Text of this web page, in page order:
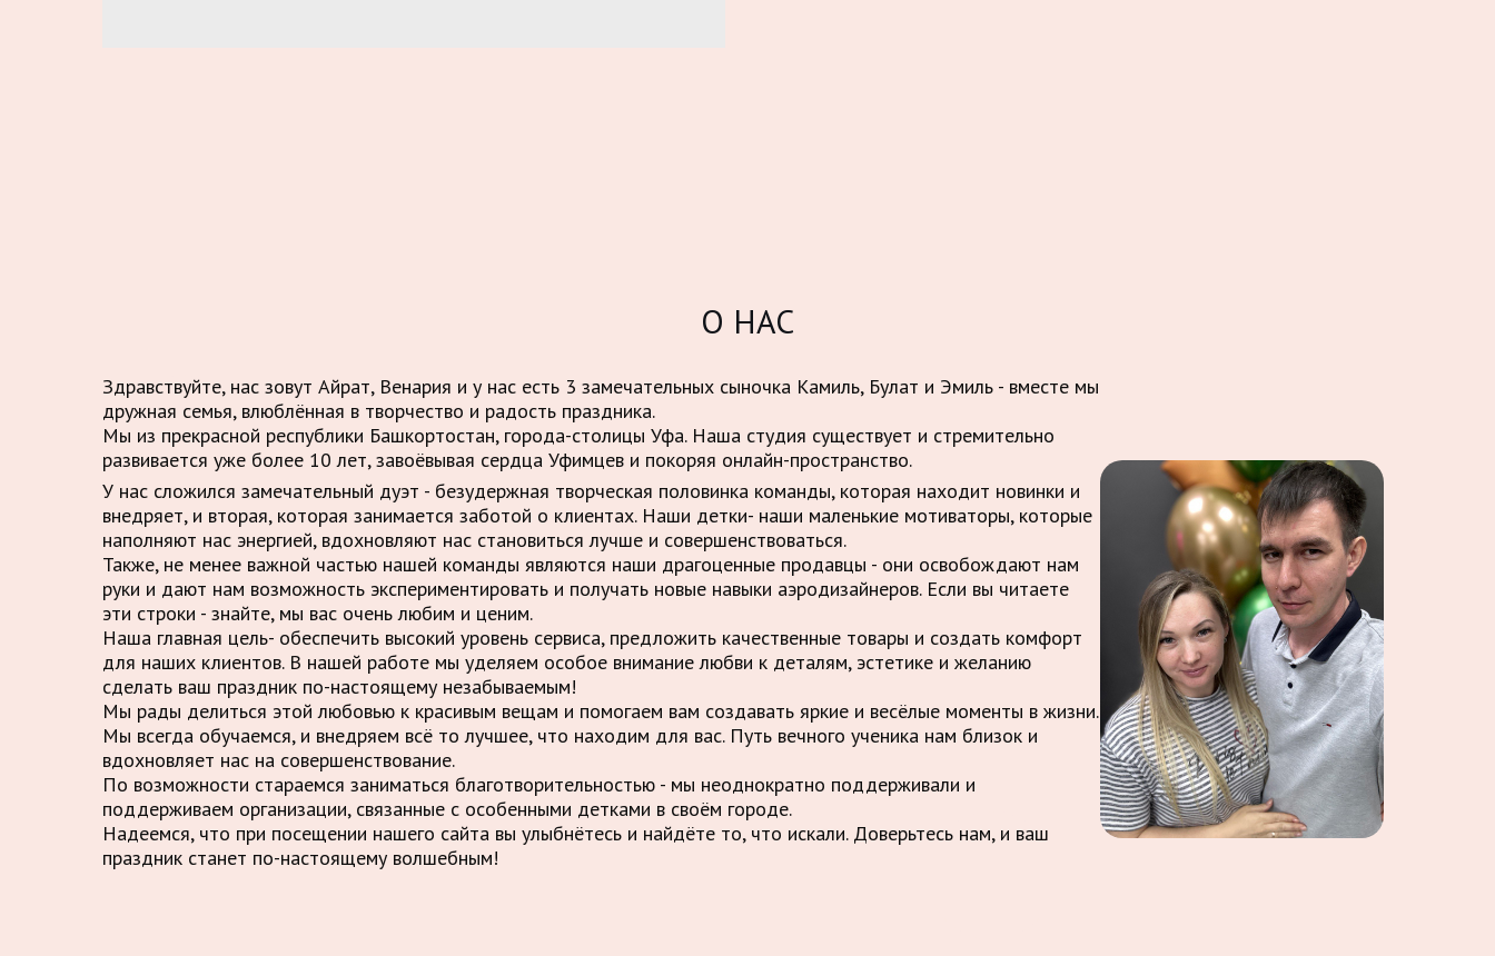
О НАС
Здравствуйте, нас зовут Айрат, Венария и у нас есть 3 замечательных сыночка Камиль, Булат и Эмиль - вместе мы
дружная семья, влюблённая в творчество и радость праздника.
Мы из прекрасной республики Башкортостан, города-столицы Уфа. Наша студия существует и стремительно
развивается уже более 10 лет, завоёвывая сердца Уфимцев и покоряя онлайн-пространство.
У нас сложился замечательный дуэт - безудержная творческая половинка команды, которая находит новинки и
внедряет, и вторая, которая занимается заботой о клиентах. Наши детки- наши маленькие мотиваторы, которые
наполняют нас энергией, вдохновляют нас становиться лучше и совершенствоваться.
Также, не менее важной частью нашей команды являются наши драгоценные продавцы - они освобождают нам
руки и дают нам возможность экспериментировать и получать новые навыки аэродизайнеров. Если вы читаете
эти строки - знайте, мы вас очень любим и ценим.
Наша главная цель- обеспечить высокий уровень сервиса, предложить качественные товары и создать комфорт
для наших клиентов. В нашей работе мы уделяем особое внимание любви к деталям, эстетике и желанию
сделать ваш праздник по-настоящему незабываемым!
Мы рады делиться этой любовью к красивым вещам и помогаем вам создавать яркие и весёлые моменты в жизни.
Мы всегда обучаемся, и внедряем всё то лучшее, что находим для вас. Путь вечного ученика нам близок и
вдохновляет нас на совершенствование.
По возможности стараемся заниматься благотворительностью - мы неоднократно поддерживали и
поддерживаем организации, связанные с особенными детками в своём городе.
Надеемся, что при посещении нашего сайта вы улыбнётесь и найдёте то, что искали. Доверьтесь нам, и ваш
праздник станет по-настоящему волшебным!